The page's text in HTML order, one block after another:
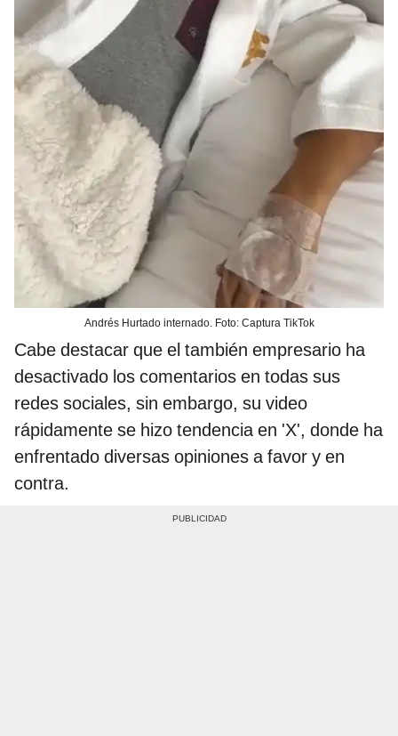
Andrés Hurtado internado. Foto: Captura TikTok
Cabe destacar que el también empresario ha
desactivado los comentarios en todas sus
redes sociales, sin embargo, su video
rápidamente se hizo tendencia en 'X', donde ha
enfrentado diversas opiniones a favor y en
contra.